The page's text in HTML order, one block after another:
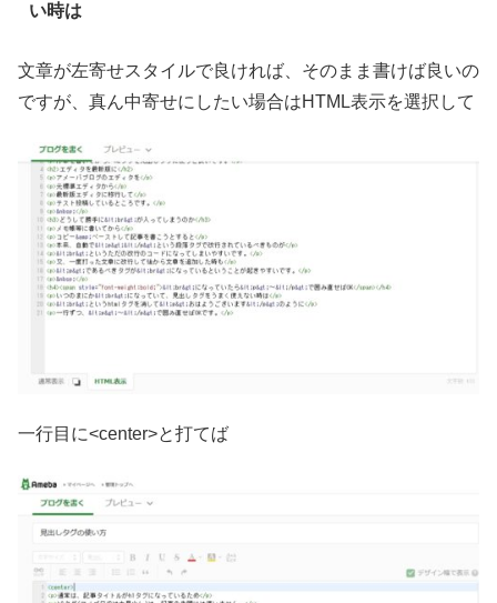
い時は
文章が左寄せスタイルで良ければ、そのまま書けば良いの
ですが、真ん中寄せにしたい場合はHTML表示を選択して
一行目に<center>と打てば